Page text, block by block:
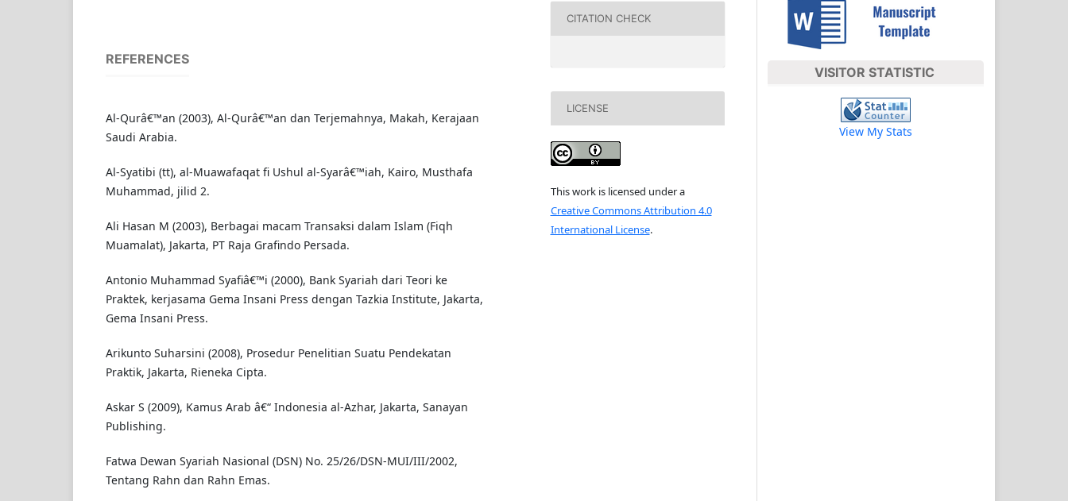
REFERENCES
Al-Qurâ€™an (2003), Al-Qurâ€™an dan Terjemahnya, Makah, Kerajaan
Saudi Arabia.
Al-Syatibi (tt), al-Muawafaqat fi Ushul al-Syarâ€™iah, Kairo, Musthafa
Muhammad, jilid 2.
Ali Hasan M (2003), Berbagai macam Transaksi dalam Islam (Fiqh
Muamalat), Jakarta, PT Raja Grafindo Persada.
Antonio Muhammad Syafiâ€™i (2000), Bank Syariah dari Teori ke
Praktek, kerjasama Gema Insani Press dengan Tazkia Institute, Jakarta,
Gema Insani Press.
Arikunto Suharsini (2008), Prosedur Penelitian Suatu Pendekatan
Praktik, Jakarta, Rieneka Cipta.
Askar S (2009), Kamus Arab â€“ Indonesia al-Azhar, Jakarta, Sanayan
Publishing.
Fatwa Dewan Syariah Nasional (DSN) No. 25/26/DSN-MUI/III/2002,
Tentang Rahn dan Rahn Emas.
CITATION CHECK
LICENSE
This work is licensed under a
Creative Commons Attribution 4.0
International License.
VISITOR STATISTIC
View My Stats